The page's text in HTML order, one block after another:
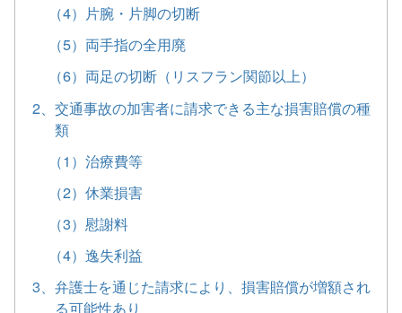
（4）片腕・片脚の切断
（5）両手指の全用廃
（6）両足の切断（リスフラン関節以上）
2、交通事故の加害者に請求できる主な損害賠償の種
類
（1）治療費等
（2）休業損害
（3）慰謝料
（4）逸失利益
3、弁護士を通じた請求により、損害賠償が増額され
る可能性あり